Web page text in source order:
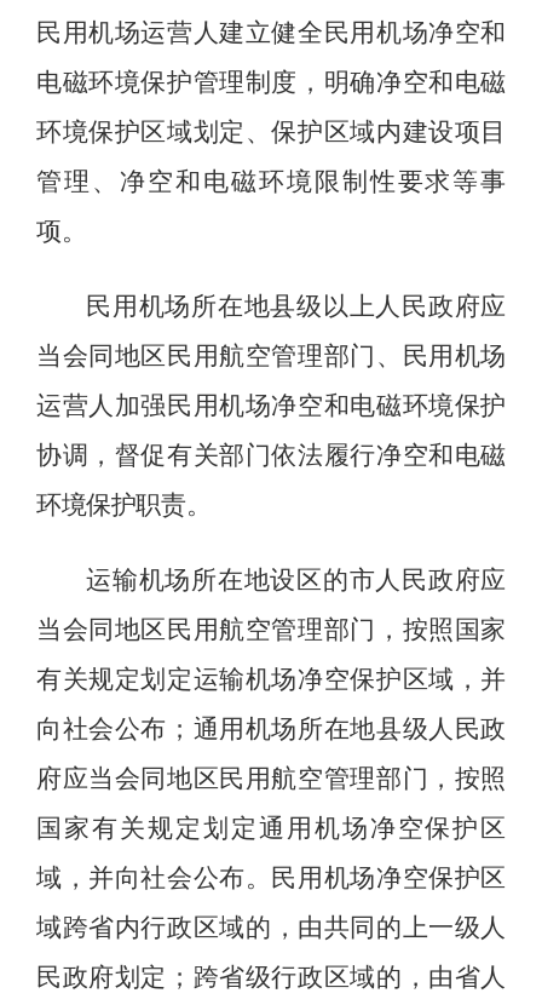
民用机场运营人建立健全民用机场净空和
电磁环境保护管理制度，明确净空和电磁
环境保护区域划定、保护区域内建设项目
管理、净空和电磁环境限制性要求等事
项。
民用机场所在地县级以上人民政府应
当会同地区民用航空管理部门、民用机场
运营人加强民用机场净空和电磁环境保护
协调，督促有关部门依法履行净空和电磁
环境保护职责。
运输机场所在地设区的市人民政府应
当会同地区民用航空管理部门，按照国家
有关规定划定运输机场净空保护区域，并
向社会公布；通用机场所在地县级人民政
府应当会同地区民用航空管理部门，按照
国家有关规定划定通用机场净空保护区
域，并向社会公布。民用机场净空保护区
域跨省内行政区域的 ， 由共同的上一级人
民政府划定；跨省级行政区域的，由省人